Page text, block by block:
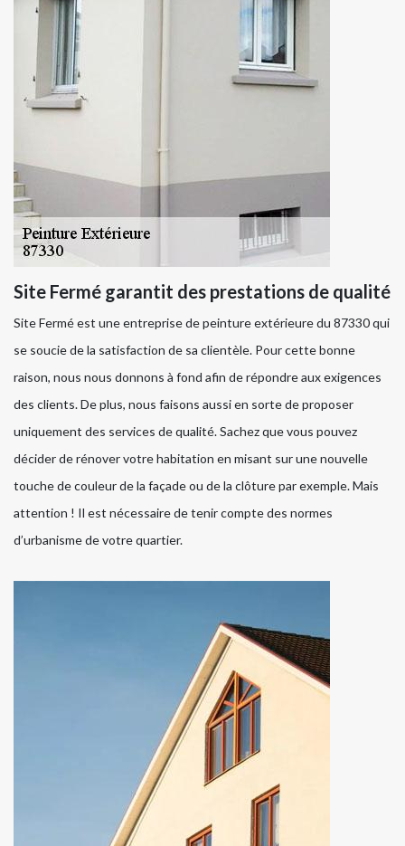
Site Fermé garantit des prestations de qualité
Site Fermé est une entreprise de peinture extérieure du 87330 qui
se soucie de la satisfaction de sa clientèle. Pour cette bonne
raison, nous nous donnons à fond afin de répondre aux exigences
des clients. De plus, nous faisons aussi en sorte de proposer
uniquement des services de qualité. Sachez que vous pouvez
décider de rénover votre habitation en misant sur une nouvelle
touche de couleur de la façade ou de la clôture par exemple. Mais
attention ! Il est nécessaire de tenir compte des normes
d’urbanisme de votre quartier.